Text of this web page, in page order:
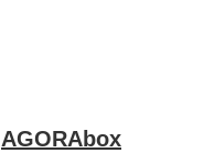
AGORAbox